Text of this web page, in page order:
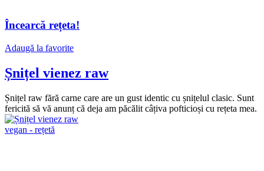
Încearcă rețeta!
Adaugă la favorite
Șnițel vienez raw
Șnițel raw fără carne care are un gust identic cu șnițelul clasic. Sunt
fericită să vă anunț că deja am păcălit câțiva pofticioși cu rețeta mea.